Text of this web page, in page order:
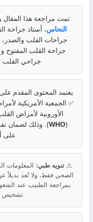
تمت مراجعة هذا المقال
النحاس، أستاذ جراحة
جراحات القلب
جراحة القلب المفتوح
جراحي القلب
يعتمد المحتوى المقدم على
✅ الجمعية الأمريكية
الأوروبية لأمراض
(
WHO). وذلك لضمان
على
⚠تنويه طبي: المعلومات
الصحي فقط، ولا تُعد
بمراجعة الطبيب عند
تشخيص